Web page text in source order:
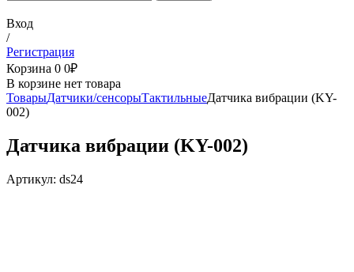
Вход
/
Регистрация
Корзина 0 0₽
В корзине нет товара
ТоварыДатчики/сенсорыТактильныеДатчика вибрации (KY-
002)
Датчика вибрации (KY-002)
Артикул: ds24